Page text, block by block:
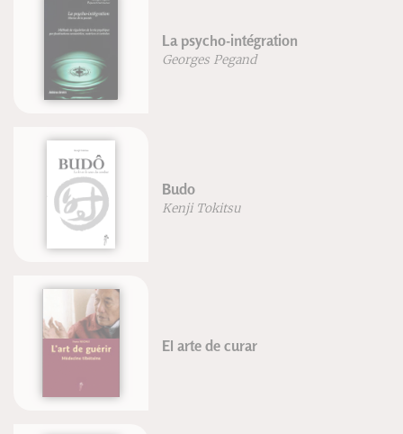
La psycho-intégration
Georges Pegand
Budo
Kenji Tokitsu
El arte de curar